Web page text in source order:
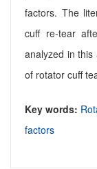
factors. The
cuff re-tear
analyzed in
of rotator cuff
Key words:
factors